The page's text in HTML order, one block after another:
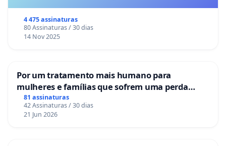
4 475 assinaturas
80 Assinaturas / 30 dias
14 Nov 2025
Por um tratamento mais humano para
mulheres e famílias que sofrem uma perda
gestacional nos hospitais portugueses
81 assinaturas
42 Assinaturas / 30 dias
21 Jun 2026